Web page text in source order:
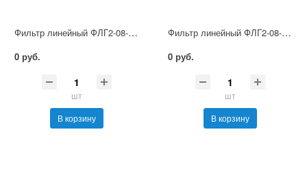
Фильтр линейный ФЛГ2-08-250
0 руб.
шт
В корзину
Фильтр линейный ФЛГ2-08-160
0 руб.
шт
В корзину